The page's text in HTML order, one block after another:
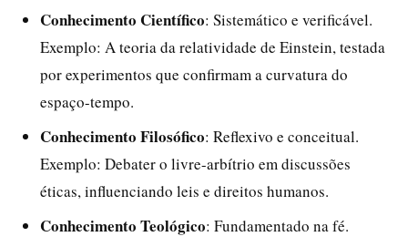
Conhecimento Científico: Sistemático e verificável.
Exemplo: A teoria da relatividade de Einstein, testada
por experimentos que confirmam a curvatura do
espaço-tempo.
Conhecimento Filosófico: Reflexivo e conceitual.
Exemplo: Debater o livre-arbítrio em discussões
éticas, influenciando leis e direitos humanos.
Conhecimento Teológico: Fundamentado na fé.